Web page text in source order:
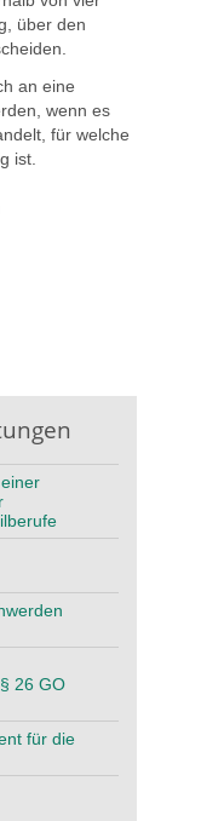
über den
an eine
wenn es
für welche
ist.
26 GO
für die